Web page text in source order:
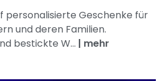
personalisierte Geschenke für
und deren Familien.
bestickte W... | mehr